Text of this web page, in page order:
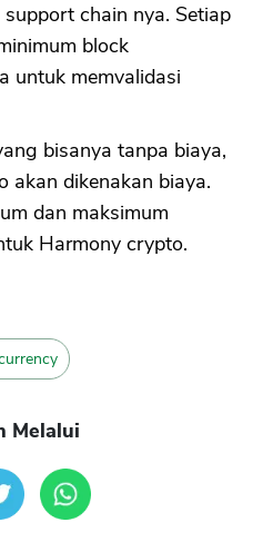
chain nya. Setiap
block
untuk memvalidasi
bisanya tanpa biaya,
akan dikenakan biaya.
dan maksimum
Harmony crypto.
Melalui